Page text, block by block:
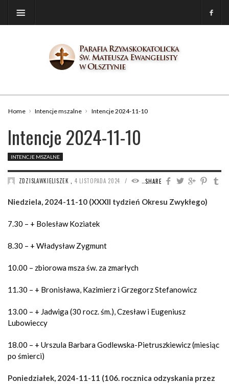
Home Intencje mszalne Intencje 2024-11-10
Intencje 2024-11-10
INTENCJE MSZALNE
SHARE
ZDZISLAWKIELISZEK 4 LISTOPADA 2024 / 1171
Niedziela, 2024-11-10 (XXXII tydzień Okresu Zwykłego)
7.30 – + Bolesław Koziatek
8.30 – + Władysław Zygmunt
10.00 – zbiorowa msza św. za zmarłych
11.30 – + Bronisława, Kazimierz i Grzegorz Stefanowicz
13.00 – + Jadwiga (30 rocz. śm.), Czesław i Eugeniusz
Lubowieccy
18.00 – + Urszula Barbara Godlewska-Pietruszkiewicz (miesiąc
po śmierci)
Poniedziałek, 2024-11-11 (106. rocznica odzyskania przez